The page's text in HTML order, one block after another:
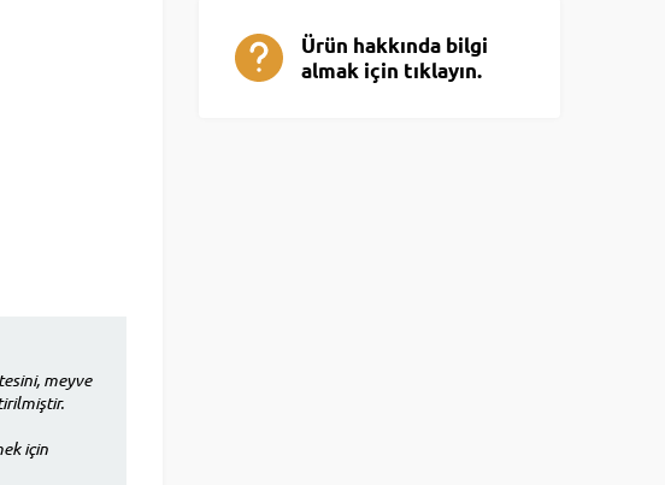
meyve
için
Ürün hakkında bilgi
almak için tıklayın.